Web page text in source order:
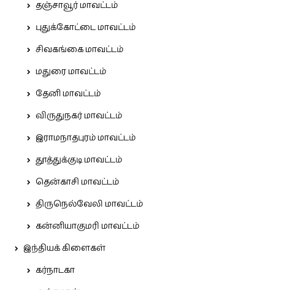
தஞ்சாவூர் மாவட்டம்
புதுக்கோட்டை மாவட்டம்
சிவகங்கை மாவட்டம்
மதுரை மாவட்டம்
தேனி மாவட்டம்
விருதுநகர் மாவட்டம்
இராமநாதபுரம் மாவட்டம்
தூத்துக்குடி மாவட்டம்
தென்காசி மாவட்டம்
திருநெல்வேலி மாவட்டம்
கன்னியாகுமரி மாவட்டம்
இந்தியக் கிளைகள்
கர்நாடகா